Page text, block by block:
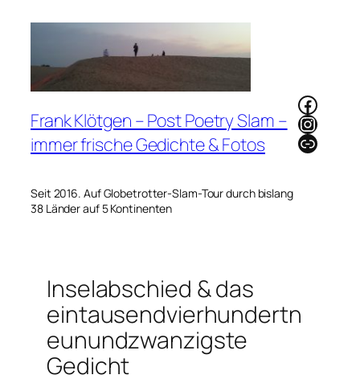
Frank Klötgen – Post Poetry Slam –
immer frische Gedichte & Fotos
Seit 2016. Auf Globetrotter-Slam-Tour durch bislang
38 Länder auf 5 Kontinenten
Link
Inselabschied & das
eintausendvierhundertn
eunundzwanzigste
Gedicht